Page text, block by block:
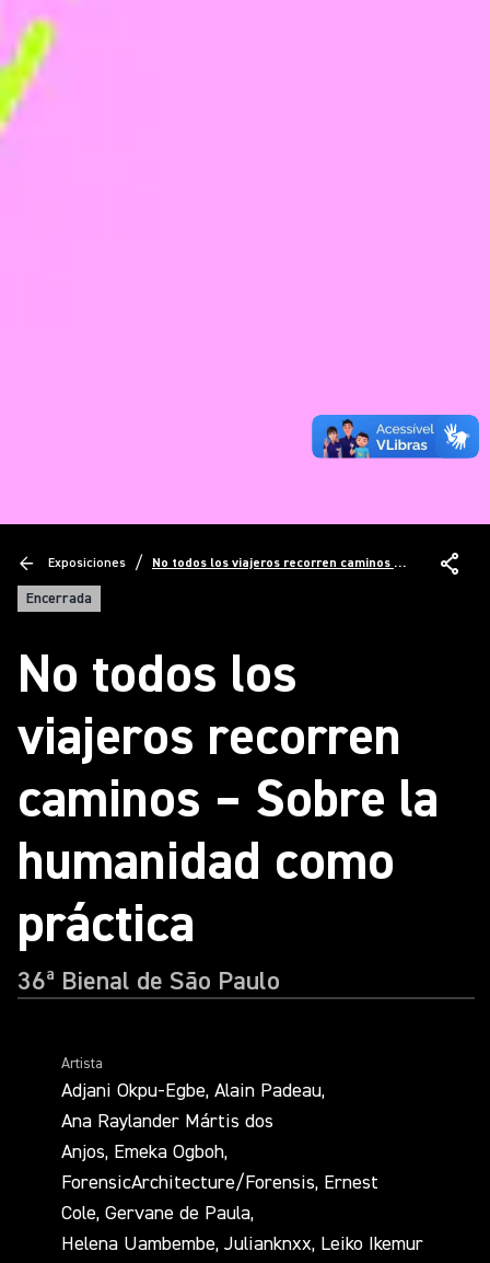
Exposiciones /
No todos los viajeros recorren caminos –
Encerrada
No todos los
viajeros recorren
caminos – Sobre la
humanidad como
práctica
36ª Bienal de São Paulo
Artista
Adjani Okpu-Egbe, Alain Padeau,
Ana Raylander Mártis dos
Anjos, Emeka Ogboh,
ForensicArchitecture/Forensis, Ernest
Cole, Gervane de Paula,
Helena Uambembe, Julianknxx, Leiko Ikemur